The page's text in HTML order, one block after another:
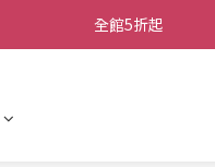
全館5折起